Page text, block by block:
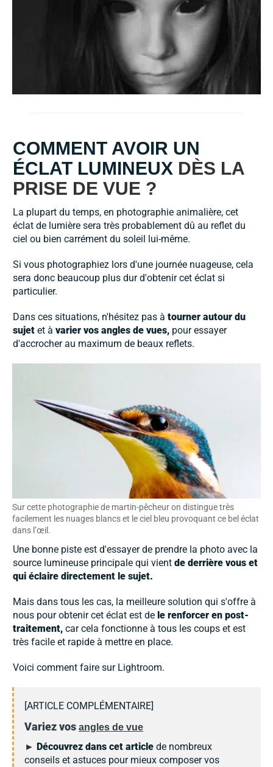
COMMENT AVOIR UN
ÉCLAT LUMINEUX DÈS LA
PRISE DE VUE ?
La plupart du temps, en photographie animalière, cet
éclat de lumière sera très probablement dû au reflet du
ciel ou bien carrément du soleil lui-même.
Si vous photographiez lors d'une journée nuageuse, cela
sera donc beaucoup plus dur d'obtenir cet éclat si
particulier.
Dans ces situations, n'hésitez pas à tourner autour du
sujet et à varier vos angles de vues, pour essayer
d'accrocher au maximum de beaux reflets.
Sur cette photographie de martin-pêcheur on distingue très
facilement les nuages blancs et le ciel bleu provoquant ce bel éclat
dans l’œil.
Une bonne piste est d'essayer de prendre la photo avec la
source lumineuse principale qui vient de derrière vous et
qui éclaire directement le sujet.
Mais dans tous les cas, la meilleure solution qui s'offre à
nous pour obtenir cet éclat est de le renforcer en post-
traitement, car cela fonctionne à tous les coups et est
très facile et rapide à mettre en place.
Voici comment faire sur Lightroom.
[ARTICLE COMPLÉMENTAIRE]
Variez vos angles de vue
► Découvrez dans cet article de nombreux
conseils et astuces pour mieux composer vos